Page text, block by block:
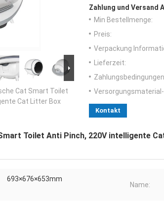
Cat Smart Toilet
Cat Litter Box
Zahlung und Versand
Min Bestellmenge:
Preis:
Verpackung
Lieferzeit:
Kontakt
Toilet Anti Pinch, 220V intelligente
693×676×653mm
Name: